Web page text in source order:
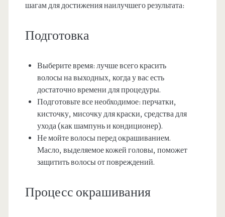
шагам для достижения наилучшего результата:
Подготовка
Выберите время: лучше всего красить
волосы на выходных, когда у вас есть
достаточно времени для процедуры.
Подготовьте все необходимое: перчатки,
кисточку, мисочку для краски, средства для
ухода (как шампунь и кондиционер).
Не мойте волосы перед окрашиванием.
Масло, выделяемое кожей головы, поможет
защитить волосы от повреждений.
Процесс окрашивания